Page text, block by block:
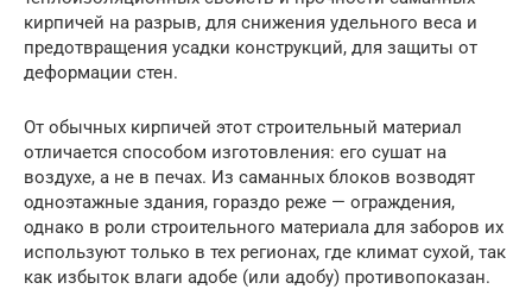
кирпичей на разрыв, для снижения удельного веса и
предотвращения усадки конструкций, для защиты от
деформации стен.
От обычных кирпичей этот строительный материал
отличается способом изготовления: его сушат на
воздухе, а не в печах. Из саманных блоков возводят
одноэтажные здания, гораздо реже — ограждения,
однако в роли строительного материала для заборов их
используют только в тех регионах, где климат сухой, так
как избыток влаги адобе (или адобу) противопоказан.